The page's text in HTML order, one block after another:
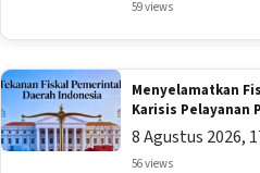
59 views
Menyelamatkan
Karisis Pelayanan
8 Agustus 2026,
56 views